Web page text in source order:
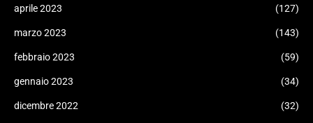
aprile 2023 (127)
marzo 2023 (143)
febbraio 2023 (59)
gennaio 2023 (34)
dicembre 2022 (32)